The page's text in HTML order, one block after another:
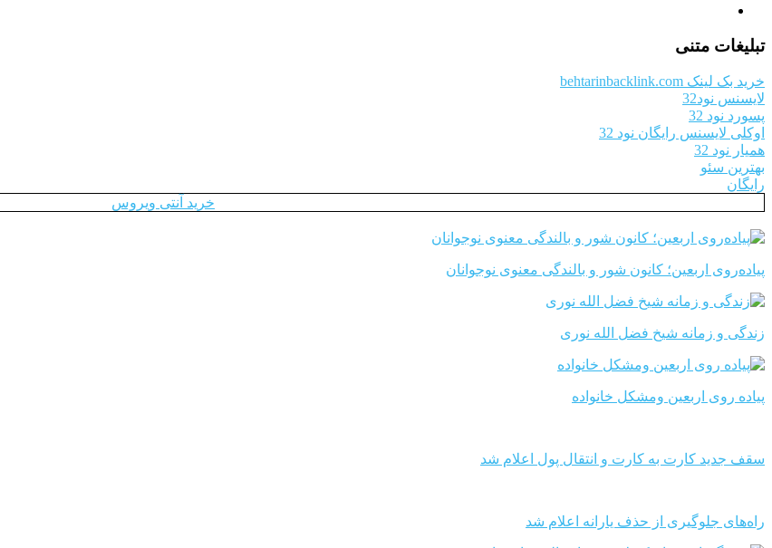
تبلیغات متنی
خرید بک لینک behtarinbacklink.com
لایسنس نود32
پسورد نود 32
اوکلی لایسنس رایگان نود 32
همیار نود 32
بهترین سئو
رایگان
خرید آنتی ویروس
پیاده‌روی اربعین؛ کانون شور و بالندگی معنوی نوجوانان
زندگی و زمانه شیخ فضل الله نوری
پیاده روی اربعین ومشکل خانواده
سقف جدید کارت به کارت و انتقال پول اعلام شد
راه‌های جلوگیری از حذف یارانه اعلام شد